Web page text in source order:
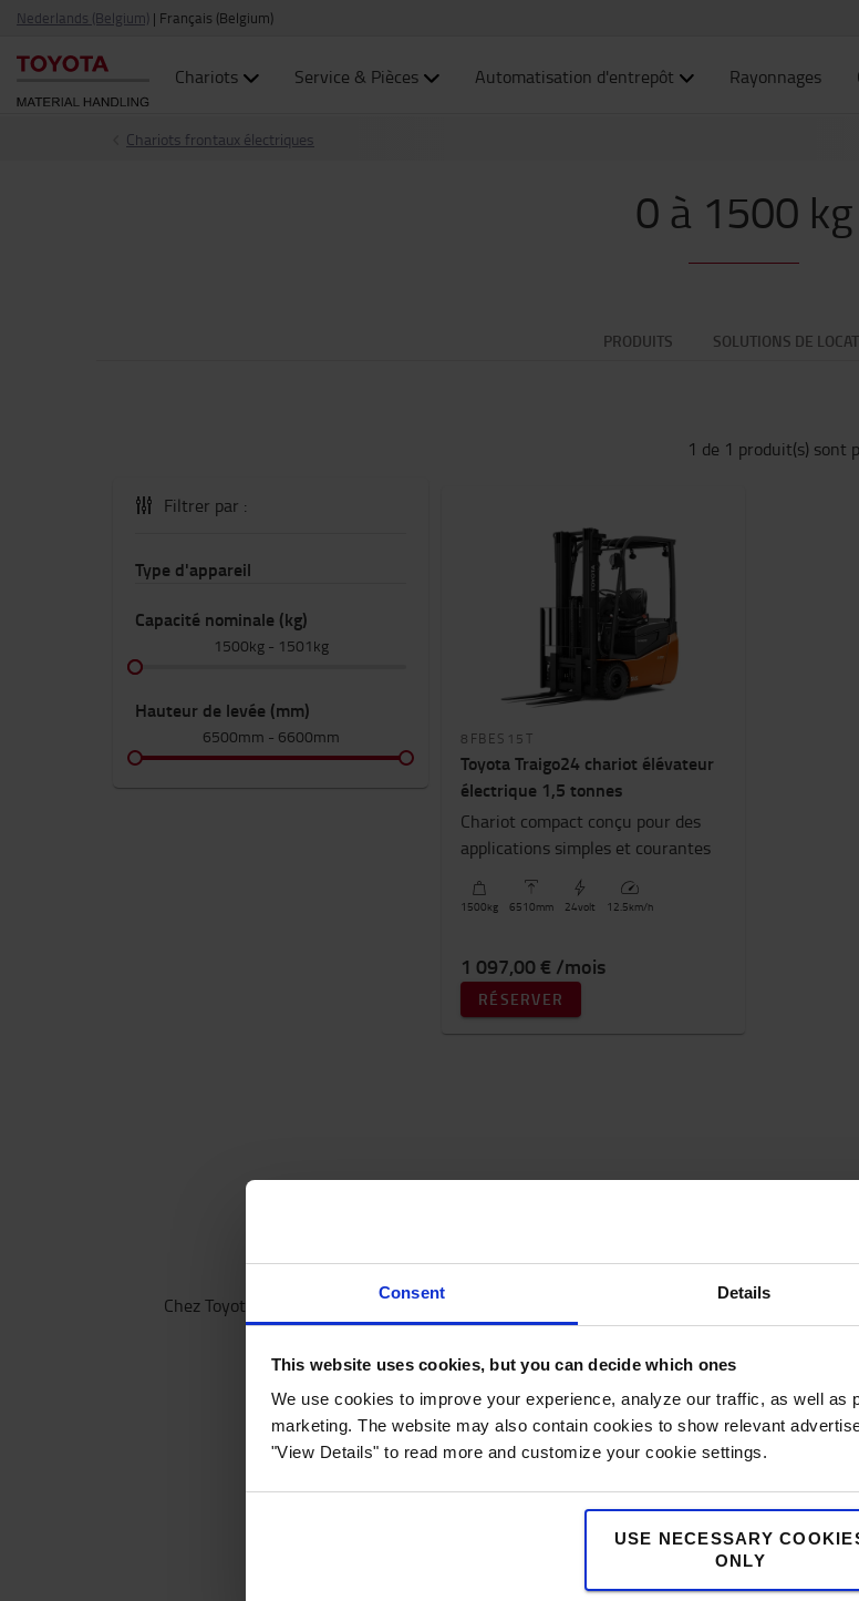
Consent Details
This website uses cookies, but you can decide which ones
We use cookies to improve your experience, analyze our traffic, as well as
marketing. The website may also contain cookies to show relevant
"View Details" to read more and customize your cookie settings.
USE NECESSARY
ONLY
Nederlands (Belgium) | Français (Belgium)
Chariots Service & Pièces Automatisation d'entrepôt Rayonnages
Chariots frontaux électriques
0 à 1500 kg
PRODUITS SOLUTIONS DE
Filtrer par :
Type d'appareil
Capacité nominale (kg)
1500kg- 1501kg
Hauteur de levée (mm)
6500mm - 6600mm
1 de 1 produit(s) sont
8FBES15T
Toyota Traigo24 chariot élévateur
électrique 1,5 tonnes
Chariot compact conçu pour des
applications simples et courantes
1500kg 6510mm 24volt 12.5km/h
1 097,00 € /mois
RÉSERVER
Chez Toyota Material Handling, nous veillons à ce que la location d'un chariot élévateur
parmi nos solutions delocation à court terme, de
Location à court terme